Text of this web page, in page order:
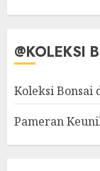
@KOLEKSI
Koleksi Bonsai
Pameran